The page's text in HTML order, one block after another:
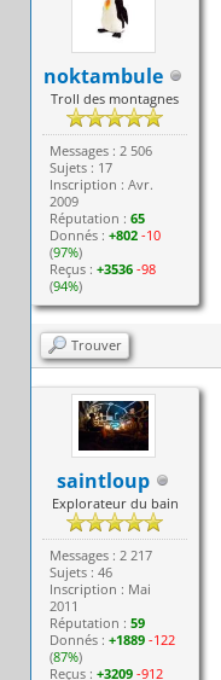
noktambule
Troll des montagnes
Messages : 2 506
Sujets : 17
Inscription : Avr.
2009
Réputation :65
Donnés :+802 -10
(97%)
Reçus :+3536 -98
(94%)
Trouver
saintloup
Explorateur du bain
Messages : 2 217
Sujets : 46
Inscription : Mai
2011
Réputation :59
Donnés :+1889 -122
(87%)
Reçus :+3209 -912